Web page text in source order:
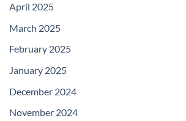
April 2025
March 2025
February 2025
January 2025
December 2024
November 2024